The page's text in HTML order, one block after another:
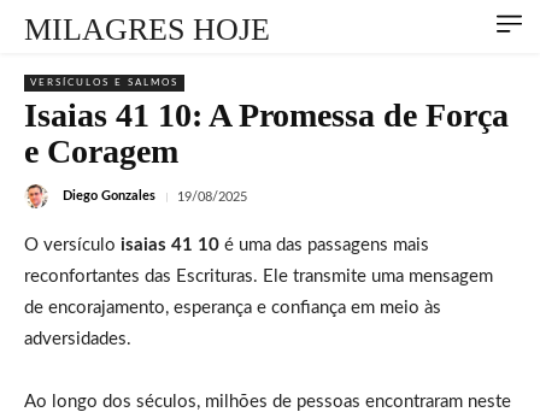
MILAGRES HOJE
VERSÍCULOS E SALMOS
Isaias 41 10: A Promessa de Força
e Coragem
Diego Gonzales 19/08/2025
O versículo isaias 41 10 é uma das passagens mais
reconfortantes das Escrituras. Ele transmite uma mensagem
de encorajamento, esperança e confiança em meio às
adversidades.
Ao longo dos séculos, milhões de pessoas encontraram neste